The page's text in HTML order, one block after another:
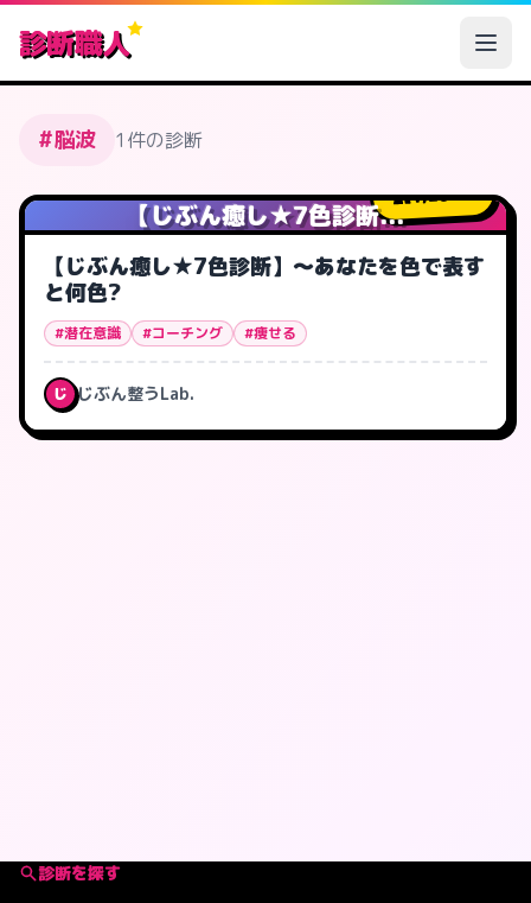
診断職人
#脳波 1件の診断
【じぶん癒し★7色診断...
1,262人
【じぶん癒し★7色診断】～あなたを色で表す
と何色?
#潜在意識 #コーチング #痩せる
じ じぶん整うLab.
診断を探す